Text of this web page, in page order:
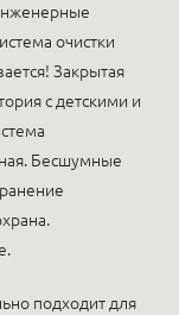
очистки
Закрытая
с детскими и
Бесшумные
подходит для